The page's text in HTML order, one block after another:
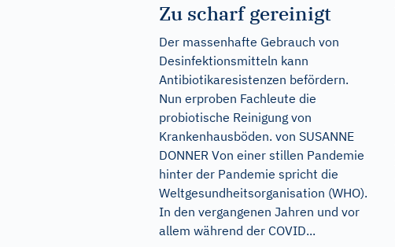
Zu scharf gereinigt
Der massenhafte Gebrauch von
Desinfektionsmitteln kann
Antibiotikaresistenzen befördern.
Nun erproben Fachleute die
probiotische Reinigung von
Krankenhausböden. von SUSANNE
DONNER Von einer stillen Pandemie
hinter der Pandemie spricht die
Weltgesundheitsorganisation (WHO).
In den vergangenen Jahren und vor
allem während der COVID...